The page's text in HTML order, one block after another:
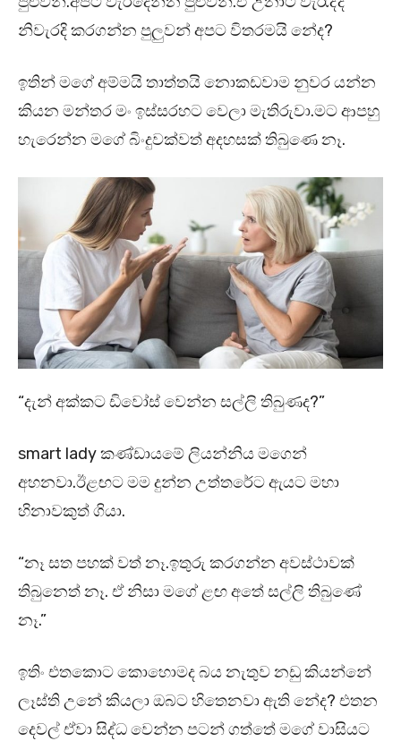
නිවැරදි කරගන්න පුලුවන් අපට විතරමයි නේද?
ඉතින් මගේ අම්මයි තාත්තයි නොකඩවාම නුවර යන්න
කියන මන්තර මං ඉස්සරහට වෙලා මැතිරුවා.මට ආපහු
හැරෙන්න මගේ බිංදුවක්වත් අදහසක් තිබුණෙ නෑ.
“දැන් අක්කට ඩිවෝස් වෙන්න සල්ලි තිබුණද?”
smart lady කණ්ඩායමේ ලියන්නිය මගෙන්
අහනවා.ඊළඟට මම දුන්න උත්තරේට ඇයට මහා
හිනාවකුත් ගියා.
“නෑ සත පහක් වත් නෑ.ඉතුරු කරගන්න අවස්ථාවක්
තිබුනෙත් නෑ. ඒ නිසා මගේ ළඟ අතේ සල්ලි තිබුණේ
නෑ.”
ඉතිං එතකොට කොහොමද බය නැතුව නඩු කියන්නේ
ලෑස්ති උනේ කියලා ඔබට හිතෙනවා ඇති නේද? එතන
දෙවල් ඒවා සිද්ධ වෙන්න පටන් ගත්තේ මගේ වාසියට